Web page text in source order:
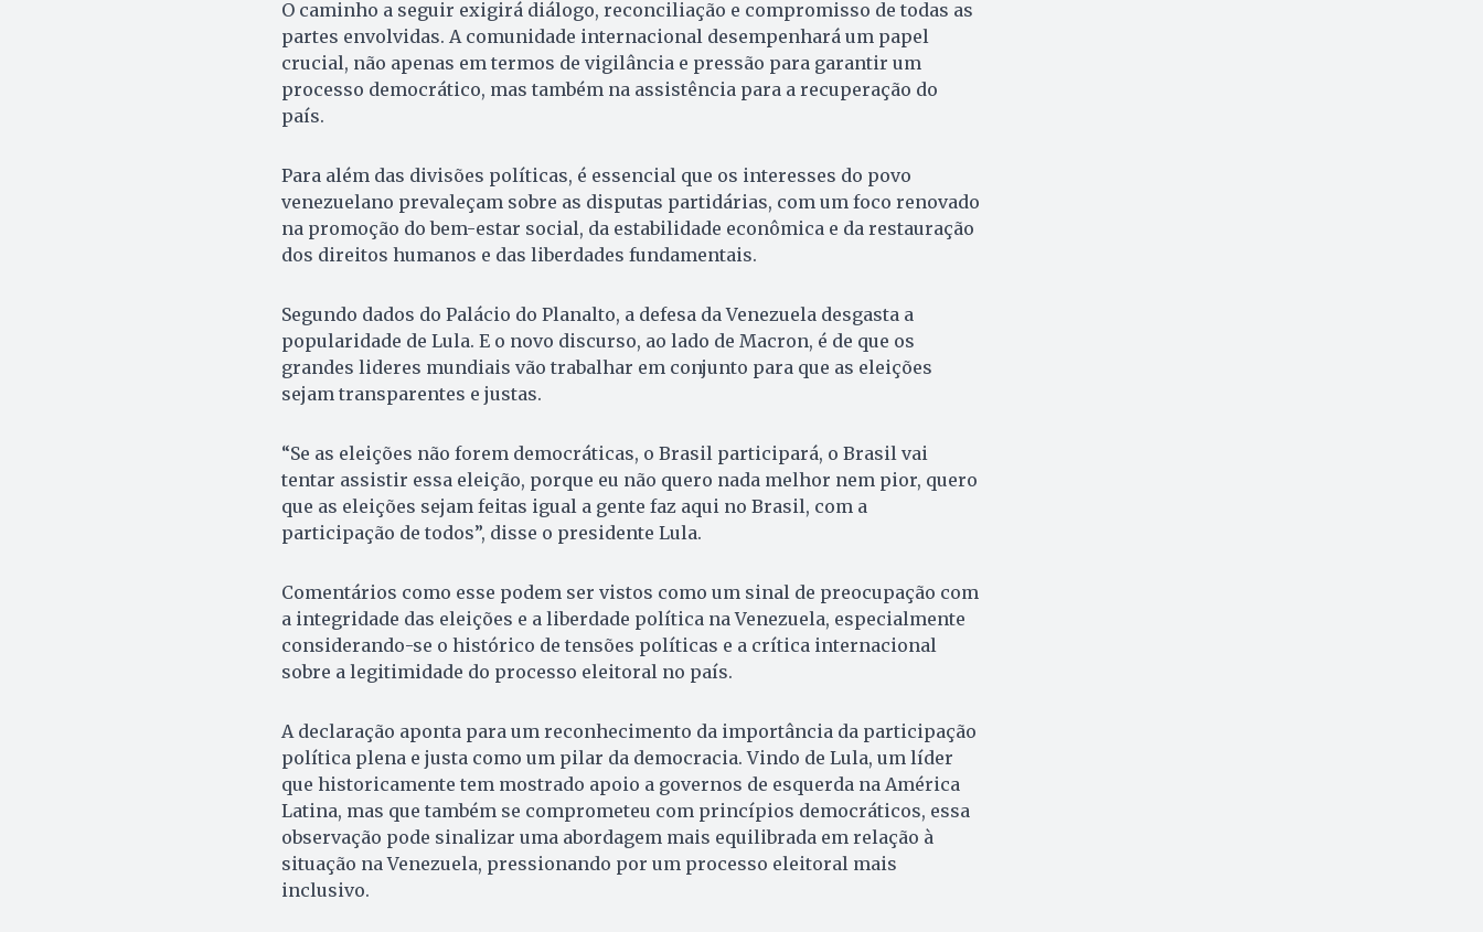
O caminho a seguir exigirá diálogo, reconciliação e compromisso de todas as
partes envolvidas. A comunidade internacional desempenhará um papel
crucial, não apenas em termos de vigilância e pressão para garantir um
processo democrático, mas também na assistência para a recuperação do
país.
Para além das divisões políticas, é essencial que os interesses do povo
venezuelano prevaleçam sobre as disputas partidárias, com um foco renovado
na promoção do bem-estar social, da estabilidade econômica e da restauração
dos direitos humanos e das liberdades fundamentais.
Segundo dados do Palácio do Planalto, a defesa da Venezuela desgasta a
popularidade de Lula. E o novo discurso, ao lado de Macron, é de que os
grandes lideres mundiais vão trabalhar em conjunto para que as eleições
sejam transparentes e justas.
“Se as eleições não forem democráticas, o Brasil participará, o Brasil vai
tentar assistir essa eleição, porque eu não quero nada melhor nem pior, quero
que as eleições sejam feitas igual a gente faz aqui no Brasil, com a
participação de todos”, disse o presidente Lula.
Comentários como esse podem ser vistos como um sinal de preocupação com
a integridade das eleições e a liberdade política na Venezuela, especialmente
considerando-se o histórico de tensões políticas e a crítica internacional
sobre a legitimidade do processo eleitoral no país.
A declaração aponta para um reconhecimento da importância da participação
política plena e justa como um pilar da democracia. Vindo de Lula, um líder
que historicamente tem mostrado apoio a governos de esquerda na América
Latina, mas que também se comprometeu com princípios democráticos, essa
observação pode sinalizar uma abordagem mais equilibrada em relação à
situação na Venezuela, pressionando por um processo eleitoral mais
inclusivo.